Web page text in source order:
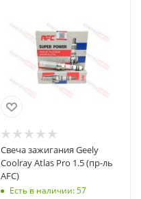
Свеча зажигания Geely
Coolray Atlas Pro 1.5 (пр-ль
AFC)
Есть в наличии: 57